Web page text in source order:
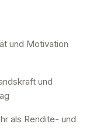
und Motivation
und
als Rendite- und